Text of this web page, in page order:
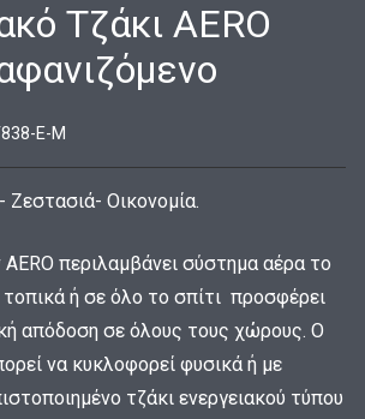
Τζάκι AERO
E-Μ
Ζεστασιά- Οικονομία.
AERO περιλαμβάνει σύστημα αέρα το
ή σε όλο το σπίτι προσφέρει
απόδοση σε όλους τους χώρους. Ο
να κυκλοφορεί φυσικά ή με
τζάκι ενεργειακού τύπου